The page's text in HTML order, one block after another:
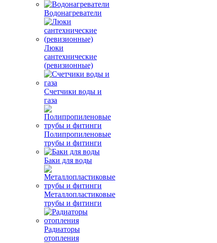
Водонагреватели
Люки
сантехнические
(ревизионные)
Счетчики воды и
газа
Полипропиленовые
трубы и фитинги
Баки для воды
Металлопластиковые
трубы и фитинги
Радиаторы
отопления